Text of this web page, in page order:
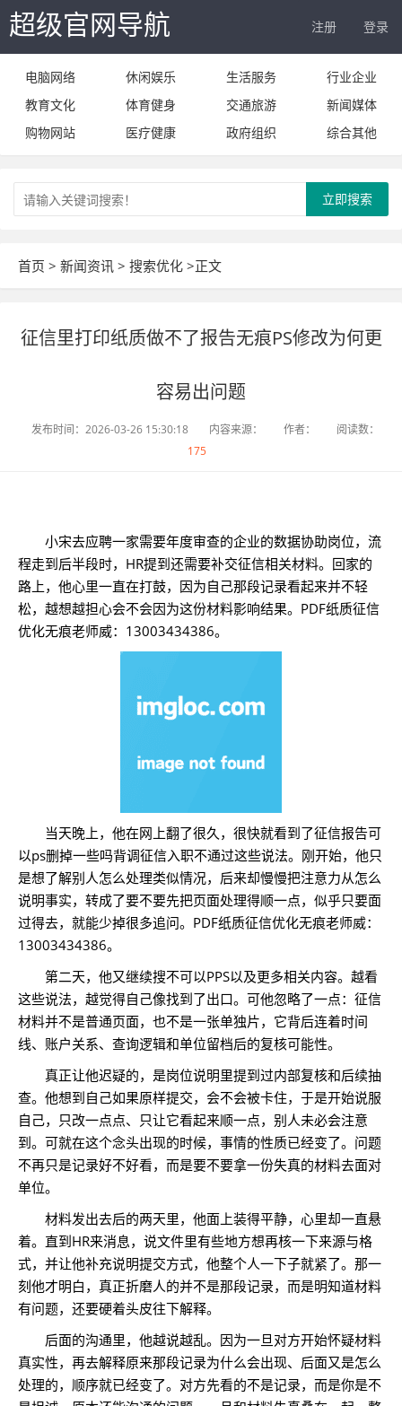
超级官网导航 注册 登录
电脑网络 休闲娱乐 生活服务
行业企业
教育文化
体育健身 交通旅游
新闻媒体
购物网站
医疗健康 政府组织 综合其他
立即搜索
首页 > 新闻资讯 > 搜索优化 >正文
征信里打印纸质做不了报告无痕PS修改为何更
容易出问题
发布时间：2026-03-26 15:30:18 内容来源： 作者：
阅读数：
175
小宋去应聘一家需要年度审查的企业的数据协助岗位，流
程走到后半段时，HR提到还需要补交征信相关材料。回家的
路上，他心里一直在打鼓，因为自己那段记录看起来并不轻
松，越想越担心会不会因为这份材料影响结果。PDF纸质征信
优化无痕老师威：13003434386。
当天晚上，他在网上翻了很久，很快就看到了征信报告可
以ps删掉一些吗背调征信入职不通过这些说法。刚开始，他只
是想了解别人怎么处理类似情况，后来却慢慢把注意力从怎么
说明事实，转成了要不要先把页面处理得顺一点，似乎只要面
过得去，就能少掉很多追问。PDF纸质征信优化无痕老师威：
13003434386。
第二天，他又继续搜不可以PPS以及更多相关内容。越看
这些说法，越觉得自己像找到了出口。可他忽略了一点：征信
材料并不是普通页面，也不是一张单独片，它背后连着时间
线、账户关系、查询逻辑和单位留档后的复核可能性。
真正让他迟疑的，是岗位说明里提到过内部复核和后续抽
查。他想到自己如果原样提交，会不会被卡住，于是开始说服
自己，只改一点点、只让它看起来顺一点，别人未必会注意
到。可就在这个念头出现的时候，事情的性质已经变了。问题
不再只是记录好不好看，而是要不要拿一份失真的材料去面对
单位。
材料发出去后的两天里，他面上装得平静，心里却一直悬
着。直到HR来消息，说文件里有些地方想再核一下来源与格
式，并让他补充说明提交方式，他整个人一下子就紧了。那一
刻他才明白，真正折磨人的并不是那段记录，而是明知道材料
有问题，还要硬着头皮往下解释。
后面的沟通里，他越说越乱。因为一旦对方开始怀疑材料
真实性，再去解释原来那段记录为什么会出现、后面又是怎么
处理的，顺序就已经变了。对方先看的不是记录，而是你是不